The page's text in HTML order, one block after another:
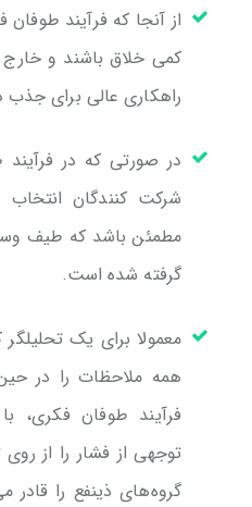
از آنجا که فرآیند طوفان
کمی خلاق باشند و خارج
راهکاری عالی برای جذب
در صورتی که در
شرکت کنندگان
مطمئن باشد که طیف
گرفته شده است.
معمولا برای یک
همه ملاحظات را در
فرآیند طوفان فکری،
توجهی از فشار را از روی
گروه‌های ذینفع را قادر